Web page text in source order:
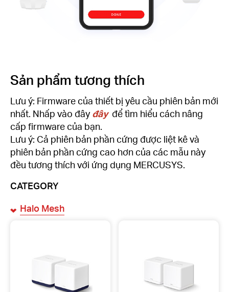
Sản phẩm tương thích
Lưu ý: Firmware của thiết bị yêu cầu phiên bản mới
nhất. Nhấp vào đâyđây để tìm hiểu cách nâng
cấp firmware của bạn.
Lưu ý: Cả phiên bản phần cứng được liệt kê và
phiên bản phần cứng cao hơn của các mẫu này
đều tương thích với ứng dụng MERCUSYS.
CATEGORY
Halo Mesh